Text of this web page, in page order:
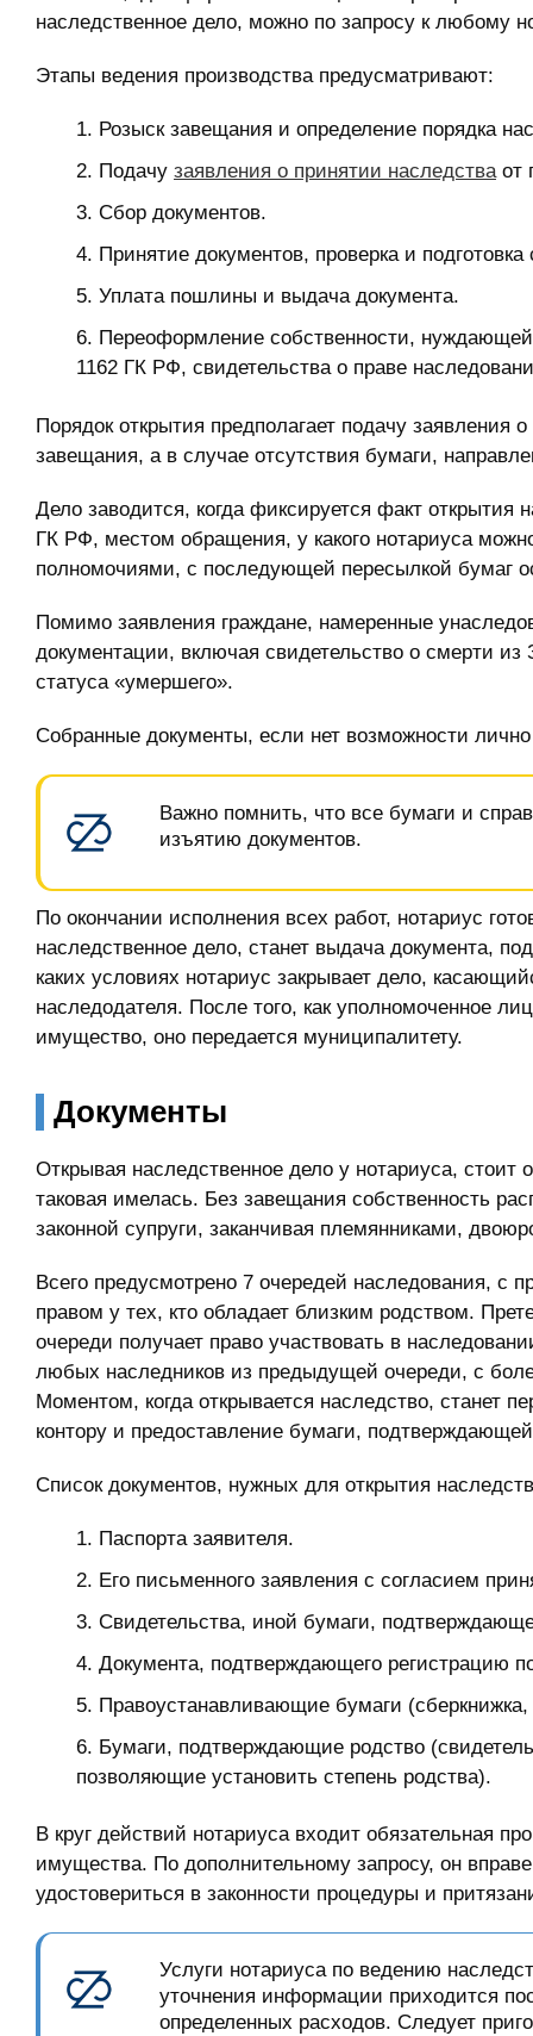
наследственное дело, можно по запросу к любому
Этапы ведения производства предусматривают:
Розыск завещания и определение порядка
Подачу заявления о принятии наследстваот
Сбор документов.
Принятие документов, проверка и подготовка
Уплата пошлины и выдача документа.
Переоформление собственности,
1162 ГК РФ, свидетельства о праве
Порядок открытия предполагает подачу
завещания, а в случае отсутствия бумаги,
Дело заводится, когда фиксируется факт открытия
ГК РФ, местом обращения, у какого нотариуса
полномочиями, с последующей пересылкой бумаг
Помимо заявления граждане, намеренные
документации, включая свидетельство о смерти
статуса «умершего».
Собранные документы, если нет возможности
Важно помнить, что все бумаги и
изъятию документов.
По окончании исполнения всех работ, нотариус
наследственное дело, станет выдача документа,
каких условиях нотариус закрывает дело,
наследодателя. После того, как уполномоченное
имущество, оно передается муниципалитету.
Документы
Открывая наследственное дело у нотариуса,
таковая имелась. Без завещания собственность
законной супруги, заканчивая племянниками,
Всего предусмотрено 7 очередей наследования, с
правом у тех, кто обладает близким родством.
очереди получает право участвовать в
любых наследников из предыдущей очереди, с
Моментом, когда открывается наследство, станет
контору и предоставление бумаги,
Список документов, нужных для открытия
Паспорта заявителя.
Его письменного заявления с согласием
Свидетельства, иной бумаги,
Документа, подтверждающего регистрацию
Правоустанавливающие бумаги
Бумаги, подтверждающие родство
позволяющие установить степень родства).
В круг действий нотариуса входит обязательная
имущества. По дополнительному запросу, он
удостовериться в законности процедуры и
Услуги нотариуса по ведению
уточнения информации приходится
определенных расходов. Следует